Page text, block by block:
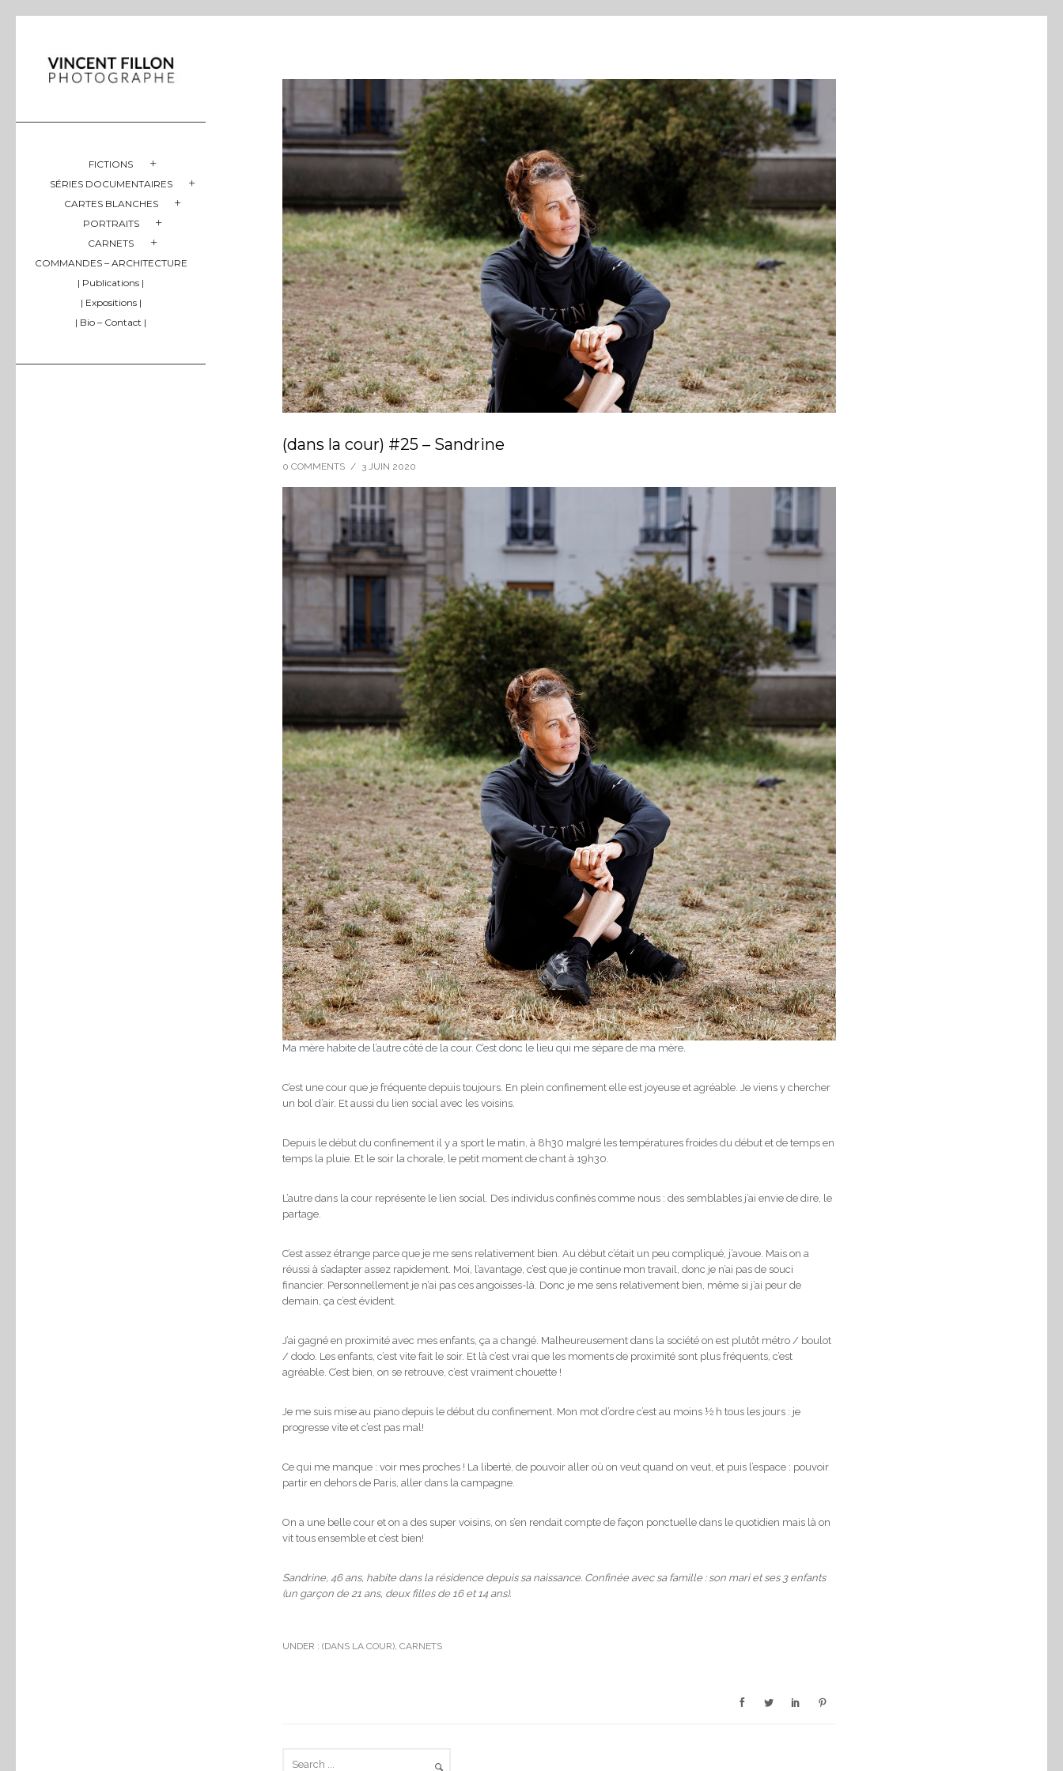
FICTIONS
SÉRIES DOCUMENTAIRES
CARTES BLANCHES
PORTRAITS
CARNETS
COMMANDES – ARCHITECTURE
| Publications |
| Expositions |
| Bio – Contact |
(dans la cour) #25 – Sandrine
0 COMMENTS / 3 JUIN 2020
Ma mère habite de l’autre côté de la cour. C’est donc le lieu qui me sépare de ma mère.
C’est une cour que je fréquente depuis toujours. En plein confinement elle est joyeuse et agréable. Je viens y chercher
un bol d’air. Et aussi du lien social avec les voisins.
Depuis le début du confinement il y a sport le matin, à 8h30 malgré les températures froides du début et de temps en
temps la pluie. Et le soir la chorale, le petit moment de chant à 19h30.
L’autre dans la cour représente le lien social. Des individus confinés comme nous : des semblables j’ai envie de dire, le
partage.
C’est assez étrange parce que je me sens relativement bien. Au début c’était un peu compliqué, j’avoue. Mais on a
réussi à s’adapter assez rapidement. Moi, l’avantage, c’est que je continue mon travail, donc je n’ai pas de souci
financier. Personnellement je n’ai pas ces angoisses-là. Donc je me sens relativement bien, même si j’ai peur de
demain, ça c’est évident.
J’ai gagné en proximité avec mes enfants, ça a changé. Malheureusement dans la société on est plutôt métro / boulot
/ dodo. Les enfants, c’est vite fait le soir. Et là c’est vrai que les moments de proximité sont plus fréquents, c’est
agréable. C’est bien, on se retrouve, c’est vraiment chouette !
Je me suis mise au piano depuis le début du confinement. Mon mot d’ordre c’est au moins ½ h tous les jours : je
progresse vite et c’est pas mal!
Ce qui me manque : voir mes proches ! La liberté, de pouvoir aller où on veut quand on veut, et puis l’espace : pouvoir
partir en dehors de Paris, aller dans la campagne.
On a une belle cour et on a des super voisins, on s’en rendait compte de façon ponctuelle dans le quotidien mais là on
vit tous ensemble et c’est bien!
Sandrine, 46 ans, habite dans la résidence depuis sa naissance. Confinée avec sa famille : son mari et ses 3 enfants
(un garçon de 21 ans, deux filles de 16 et 14 ans).
UNDER : (DANS LA COUR), CARNETS